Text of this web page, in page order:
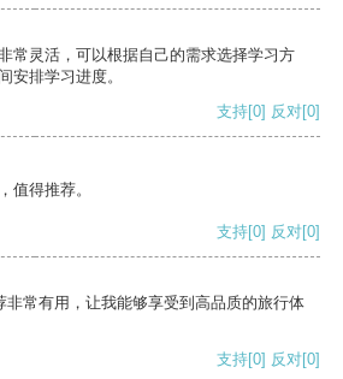
常灵活，可以根据自己的需求选择学习方
安排学习进度。
支持[0] 反对[0]
值得推荐。
支持[0] 反对[0]
非常有用，让我能够享受到高品质的旅行体
支持[0] 反对[0]